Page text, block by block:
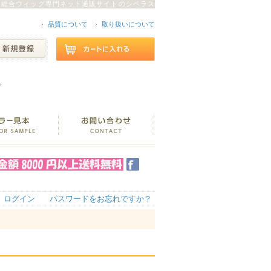
総合ウィッグ専門ネット通販サイトのシペラス
品質について 取り扱いについて
ログイン パスワードをお忘れですか？